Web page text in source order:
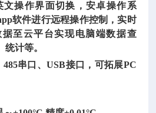
文操作界面切换，安卓操作系
软件进行远程操作控制，实时
据至云平台实现电脑端数据查
计等。
485串口、USB接口，可拓展PC